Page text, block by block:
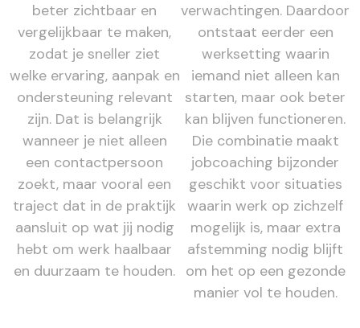
beter zichtbaar en
vergelijkbaar te maken,
zodat je sneller ziet
welke ervaring, aanpak en
ondersteuning relevant
zijn. Dat is belangrijk
wanneer je niet alleen
een contactpersoon
zoekt, maar vooral een
traject dat in de praktijk
aansluit op wat jij nodig
hebt om werk haalbaar
en duurzaam te houden.
verwachtingen. Daardoor
ontstaat eerder een
werksetting waarin
iemand niet alleen kan
starten, maar ook beter
kan blijven functioneren.
Die combinatie maakt
jobcoaching bijzonder
geschikt voor situaties
waarin werk op zichzelf
mogelijk is, maar extra
afstemming nodig blijft
om het op een gezonde
manier vol te houden.